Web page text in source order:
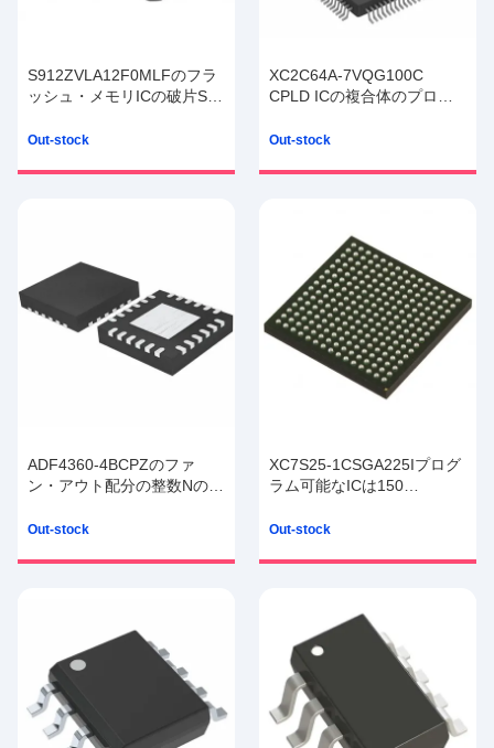
S912ZVLA12F0MLFのフラ
ッシュ・メモリICの破片S12
IC 16ビット32MHz 128KB
Out-stock
XC2C64A-7VQG100C
CPLD ICの複合体のプログ
6.7NS 100VQFP
Out-stock
ADF4360-4BCPZのファ
ン・アウト配分の整数Nのシ
24-WFQFN
Out-stock
XC7S25-1CSGA225Iプログ
ラム可能なICは150
CSPBGAを欠く
Out-stock